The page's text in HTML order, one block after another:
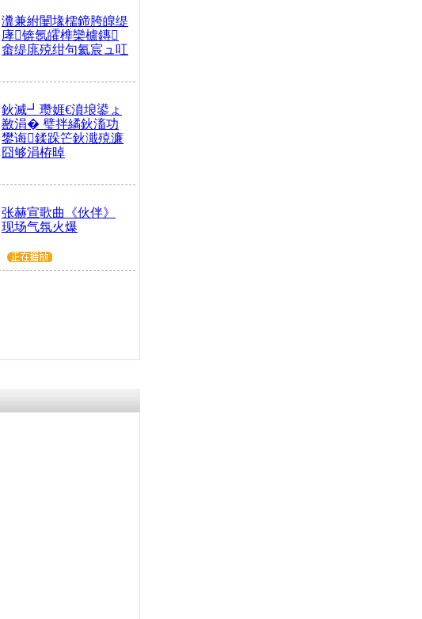
瀵兼紨闄堟檽鍗胯皥缇
庨锛氬皬榫欒櫨鏄
畬缇庣殑绀句氦宸ュ叿
鈥滅┛瓒娾€濆埌鍙ょ
敾涓� 璧拌繘鈥滀功
鐢诲鍒跺笀鈥濈殑濂
囧够涓栫晫
张赫宣歌曲《伙伴》
现场气氛火爆